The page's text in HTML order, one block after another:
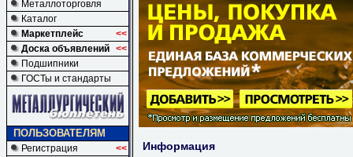
Металлоторговля
Каталог
Маркетплейс
<<
Доска объявлений <<
Подшипники
ГОСТы и стандарты
ПОЛЬЗОВАТЕЛЯМ
Регистрация
<<
Информация